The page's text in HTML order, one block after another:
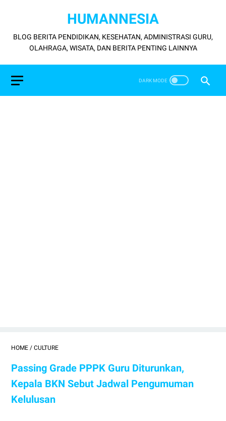
HUMANNESIA
BLOG BERITA PENDIDIKAN, KESEHATAN, ADMINISTRASI GURU,
OLAHRAGA, WISATA, DAN BERITA PENTING LAINNYA
HOME / CULTURE
Passing Grade PPPK Guru Diturunkan,
Kepala BKN Sebut Jadwal Pengumuman
Kelulusan